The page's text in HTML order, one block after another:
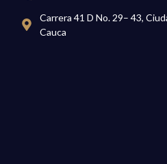
Carrera 41 D No. 29– 43,
Cauca